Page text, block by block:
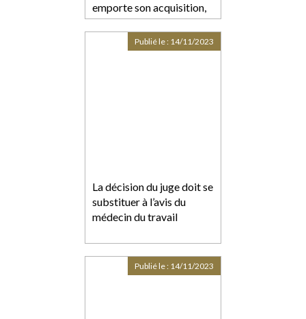
emporte son acquisition,
peu importe la mauvaise
foi du bailleur
La décision du juge doit se
substituer à l’avis du
médecin du travail
Publié le : 14/11/2023
Publié le : 14/11/2023